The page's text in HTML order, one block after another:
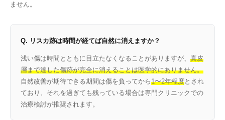
ません。
Q. リスカ跡は時間が経てば自然に消えますか？
浅い傷は時間とともに目立たなくなることがありますが、 真皮
層まで達した傷跡が完全に消えることは医学的にありません。
自然改善が期待できる期間は傷を負ってから1〜2年程度とされ
ており、それを過ぎても残っている場合は専門クリニックでの
治療検討が推奨されます。